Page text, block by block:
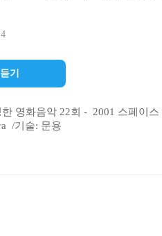
4
기
영화음악 22회 -  2001 스페이
/기술: 문용
한 영화음악 22회차는  올해로 개
지만 작품 하나하나마다 모두 그
큐브릭의 영화를 정주행!